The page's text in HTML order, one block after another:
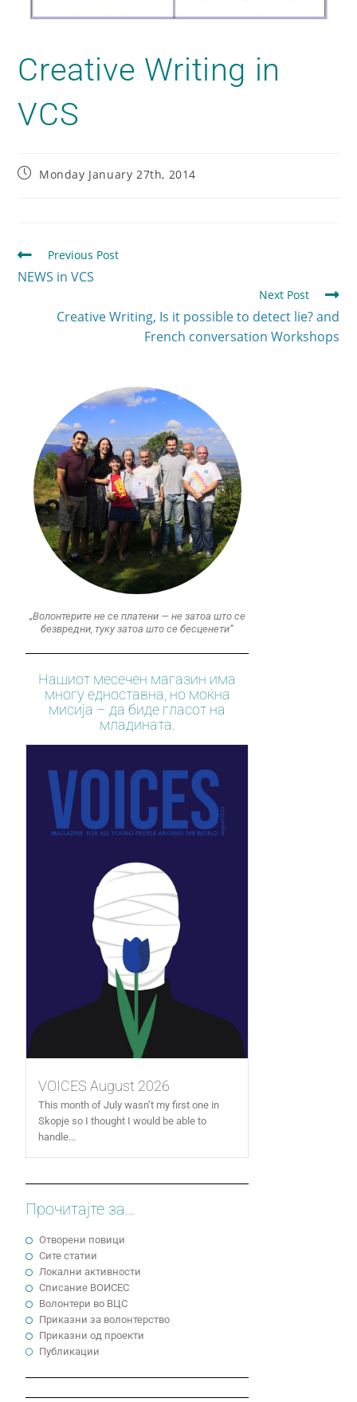
Creative Writing in
VCS
Monday January 27th, 2014
Previous Post
NEWS in VCS
Next Post
Creative Writing, Is it possible to detect lie? and
French conversation Workshops
„Волонтерите не се платени — не затоа што се
безвредни, туку затоа што се бесценети“
Нашиот месечен магазин има
многу едноставна, но моќна
мисија – да биде гласот на
младината.
VOICES August 2026
This month of July wasn’t my first one in
Skopje so I thought I would be able to
handle...
Прочитајте за...
Отворени повици
Сите статии
Локални активности
Cписание ВОИСЕС
Волонтери во ВЦС
Приказни за волонтерство
Приказни од проекти
Публикации